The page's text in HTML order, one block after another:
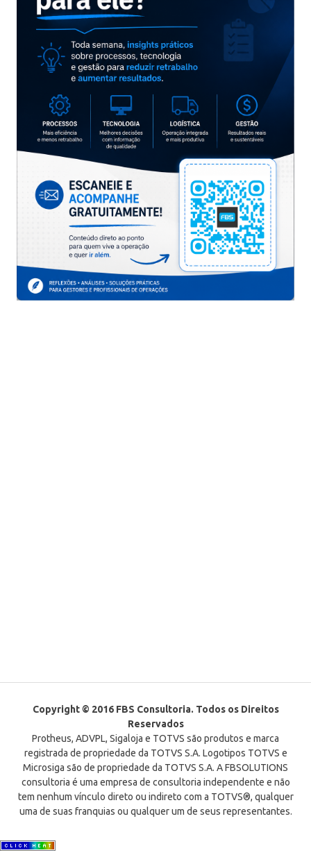
Copyright © 2016 FBS Consultoria. Todos os Direitos
Reservados
Protheus, ADVPL, Sigaloja e TOTVS são produtos e marca
registrada de propriedade da TOTVS S.A. Logotipos TOTVS e
Microsiga são de propriedade da TOTVS S.A. A FBSOLUTIONS
consultoria é uma empresa de consultoria independente e não
tem nenhum vínculo direto ou indireto com a TOTVS®, qualquer
uma de suas franquias ou qualquer um de seus representantes.